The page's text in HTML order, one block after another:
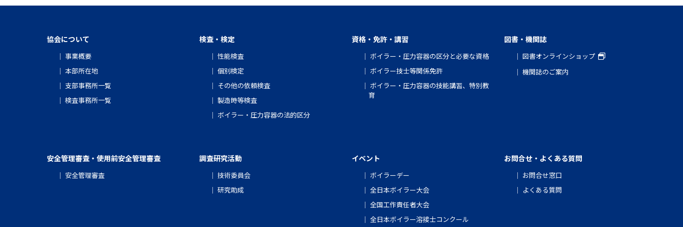
協会について
事業概要
本部所在地
支部事務所一覧
検査事務所一覧
検査・検定
性能検査
個別検定
その他の依頼検査
製造時等検査
ボイラー・圧力容器の法的区分
資格・免許・講習
ボイラー・圧力容器の区分と必要な資格
ボイラー技士等関係免許
ボイラー・圧力容器の技能講習、特別教
育
図書・機関誌
図書オンラインショップ
機関誌のご案内
安全管理審査・使用前安全管理審査
安全管理審査
調査研究活動
技術委員会
研究助成
イベント
ボイラーデー
全日本ボイラー大会
全国工作責任者大会
全日本ボイラー溶接士コンクール
お問合せ・よくある質問
お問合せ窓口
よくある質問